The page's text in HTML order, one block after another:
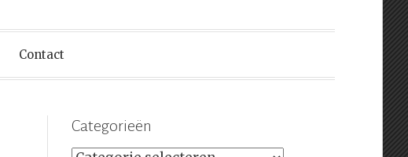
Contact
Categorieën